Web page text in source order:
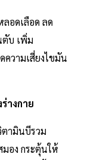
อดเลือด ลด
ตับ เพิ่ม
ความเสี่ยงไขมัน
างกาย
ามินบีรวม
อง กระตุ้นให้